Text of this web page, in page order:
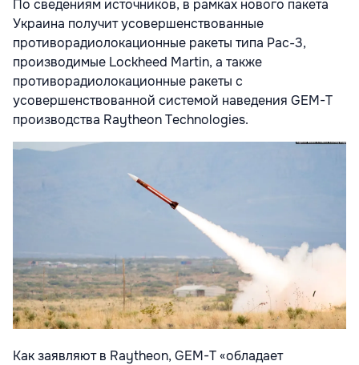
По сведениям источников, в рамках нового пакета
Украина получит усовершенствованные
противорадиолокационные ракеты типа Pac-3,
производимые Lockheed Martin, а также
противорадиолокационные ракеты с
усовершенствованной системой наведения GEM-T
производства Raytheon Technologies.
Как заявляют в Raytheon, GEM-T «обладает